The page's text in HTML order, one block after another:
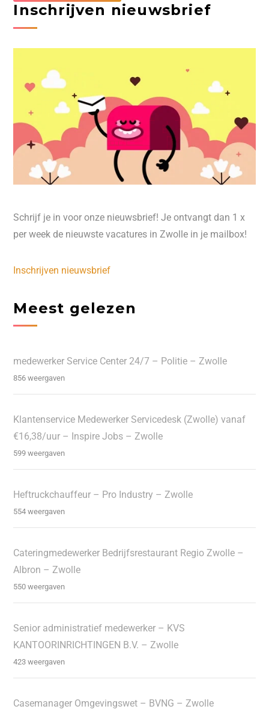
Inschrijven nieuwsbrief
Schrijf je in voor onze nieuwsbrief! Je ontvangt dan 1 x
per week de nieuwste vacatures in Zwolle in je mailbox!
Inschrijven nieuwsbrief
Meest gelezen
medewerker Service Center 24/7 – Politie – Zwolle
856 weergaven
Klantenservice Medewerker Servicedesk (Zwolle) vanaf
€16,38/uur – Inspire Jobs – Zwolle
599 weergaven
Heftruckchauffeur – Pro Industry – Zwolle
554 weergaven
Cateringmedewerker Bedrijfsrestaurant Regio Zwolle –
Albron – Zwolle
550 weergaven
Senior administratief medewerker – KVS
KANTOORINRICHTINGEN B.V. – Zwolle
423 weergaven
Casemanager Omgevingswet – BVNG – Zwolle